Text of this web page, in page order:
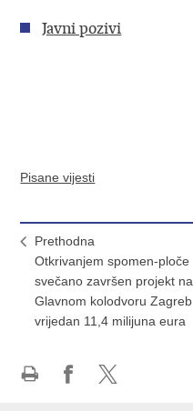
Javni pozivi
Pisane vijesti
Prethodna
Otkrivanjem spomen-ploče
svečano završen projekt na
Glavnom kolodvoru Zagreb
vrijedan 11,4 milijuna eura